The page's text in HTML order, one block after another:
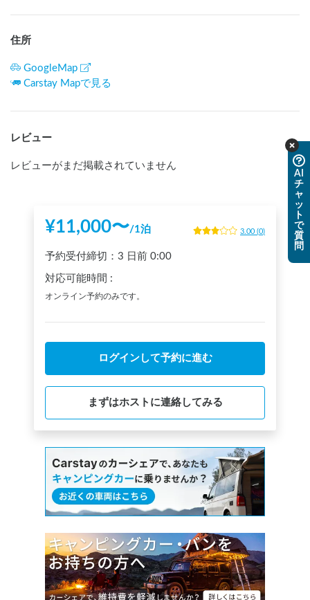
住所
GoogleMap
Carstay Mapで見る
レビュー
レビューがまだ掲載されていません
¥11,000〜/1泊 3.00 (0)
予約受付締切： 3 日前 0:00
対応可能時間 :
オンライン予約のみです。
ログインして予約に進む
まずはホストに連絡してみる
AI
チ
ャ
ッ
ト
で
質
問